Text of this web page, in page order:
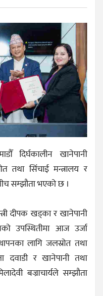
दिर्घकालीन खानेपानी
तथा सिंचाई मन्त्रालय र
सम्झौता भएको छ ।
दीपक खड्का र खानेपानी
उपस्थितीमा आज उर्जा
लागि जलस्रोत तथा
दवाडी र खानेपानी तथा
बज्राचार्यले सम्झौता